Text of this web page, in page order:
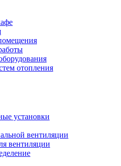
отопления
установки
вентиляции
вентиляции